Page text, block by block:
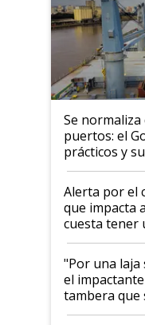
Se
puertos: el
prácticos y
Alerta por el
que impacta
cuesta tener
y el peligro
pase a ser
"Por una laja
el
tambera que
tornado